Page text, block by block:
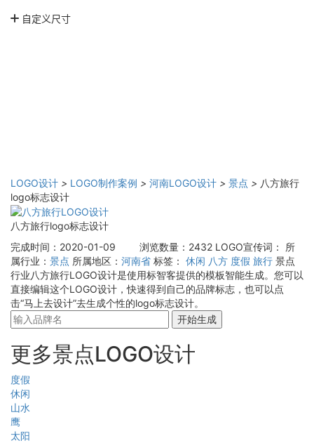
LOGO设计 > LOGO制作案例 > 河南LOGO设计 > 景点 > 八方旅行
logo标志设计
八方旅行logo标志设计
完成时间：2020-01-09
浏览数量：2432 LOGO宣传词：
所
属行业： 景点 所属地区： 河南省 标签： 休闲 八方 度假 旅行 景点
行业八方旅行LOGO设计是使用标智客提供的模板智能生成。您可以
直接编辑这个LOGO设计，快速得到自己的品牌标志，也可以点
击“马上去设计”去生成个性的logo标志设计。
开始生成
更多景点LOGO设计
度假
休闲
山水
鹰
太阳